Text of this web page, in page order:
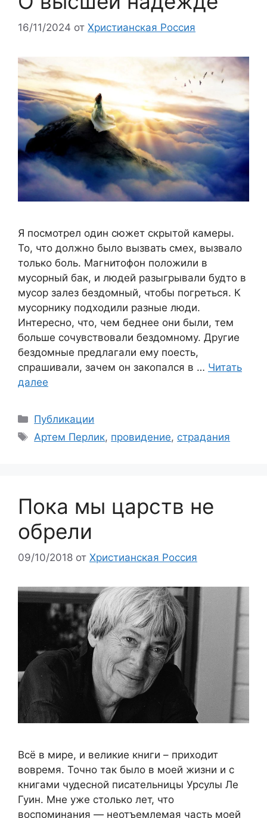
16/11/2024 от Христианская Россия
Я посмотрел один сюжет скрытой камеры.
То, что должно было вызвать смех, вызвало
только боль. Магнитофон положили в
мусорный бак, и людей разыгрывали будто в
мусор залез бездомный, чтобы погреться. К
мусорнику подходили разные люди.
Интересно, что, чем беднее они были, тем
больше сочувствовали бездомному. Другие
бездомные предлагали ему поесть,
спрашивали, зачем он закопался в … Читать
далее
Рубрики
Публикации
Метки
Артем Перлик, провидение, страдания
Пока мы царств не
обрели
09/10/2018 от Христианская Россия
Всё в мире, и великие книги – приходит
вовремя. Точно так было в моей жизни и с
книгами чудесной писательницы Урсулы Ле
Гуин. Мне уже столько лет, что
воспоминания — неотъемлемая часть моей